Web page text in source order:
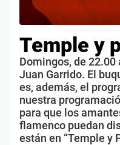
Temple y
Domingos, de
Juan Garrido. El
es, además, el
nuestra
para que los
flamenco puedan
están en “Temple y